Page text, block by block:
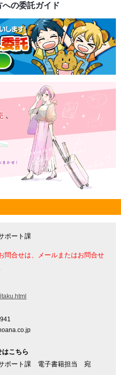
への委託ガイド
ポート課
問合せは、メールまたはお問合せ
こちら
ポート課 電子書籍担当 宛